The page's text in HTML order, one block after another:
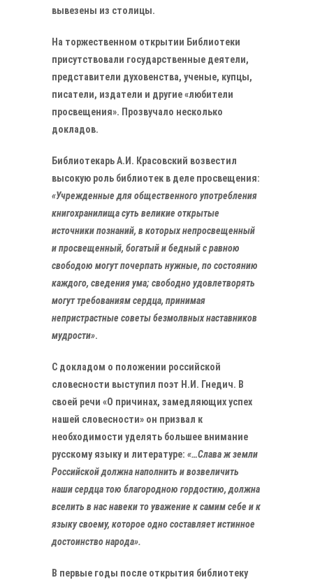
вывезены из столицы.
На торжественном открытии Библиотеки
присутствовали государственные деятели,
представители духовенства, ученые, купцы,
писатели, издатели и другие «любители
просвещения». Прозвучало несколько
докладов.
Библиотекарь А.И. Красовский возвестил
высокую роль библиотек в деле просвещения:
«Учрежденные для общественного употребления
книгохранилища суть великие открытые
источники познаний, в которых непросвещенный
и просвещенный, богатый и бедный с равною
свободою могут почерпать нужные, по состоянию
каждого, сведения ума; свободно удовлетворять
могут требованиям сердца, принимая
непристрастные советы безмолвных наставников
мудрости».
С докладом о положении российской
словесности выступил поэт Н.И. Гнедич. В
своей речи «О причинах, замедляющих успех
нашей словесности» он призвал к
необходимости уделять большее внимание
русскому языку и литературе: «…Слава ж земли
Российской должна наполнить и возвеличить
наши сердца тою благородною гордостию, должна
вселить в нас навеки то уважение к самим себе и к
языку своему, которое одно составляет истинное
достоинство народа».
В первые годы после открытия библиотеку